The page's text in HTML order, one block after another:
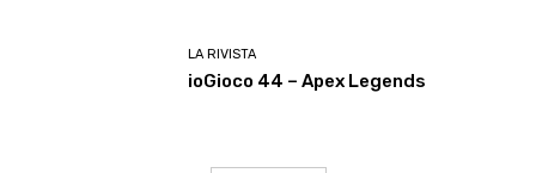
LA RIVISTA
ioGioco 44 – Apex Legends